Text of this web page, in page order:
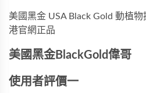
美國黑金 USA Black Gold 動植
港官網正品
美國黑金BlackGold偉哥
使用者評價一